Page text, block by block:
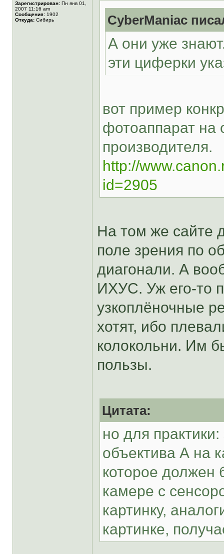
Зарегистрирован: Пн янв 01,
2007 11:16 am
Сообщения: 1902
Откуда: Сибирь CyberManiac
А они уже
эти циферки
вот пример
фотоаппарат на
производителя.
http://
id=2905
На том же сайте
поле зрения по
диагонали. А
ИХУС. Уж его-то
узкоплёночные
хотят, ибо
колокольни. Им
пользы.
Цитата:
но для
объектива А на
которое должен
камере с
картинку,
картинке,